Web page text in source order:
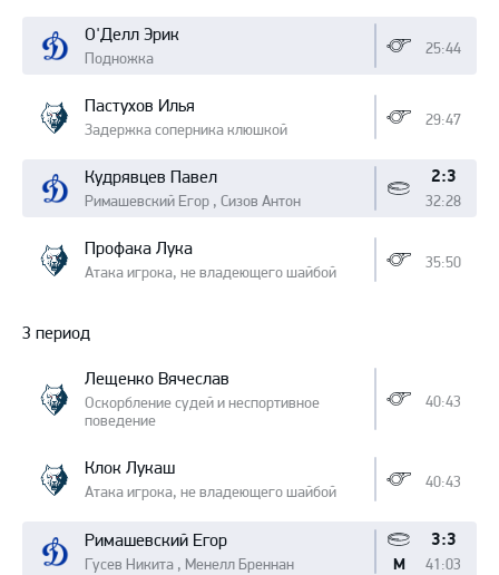
О'Делл Эрик
Подножка
25:44
Пастухов Илья
Задержка соперника клюшкой
29:47
Кудрявцев Павел
Римашевский Егор , Сизов Антон
2:3
32:28
Профака Лука
Атака игрока, не владеющего шайбой
35:50
3 период
Лещенко Вячеслав
Оскорбление судей и неспортивное
поведение
40:43
Клок Лукаш
Атака игрока, не владеющего шайбой
40:43
Римашевский Егор
Гусев Никита , Менелл Бреннан
3:3
41:03
М